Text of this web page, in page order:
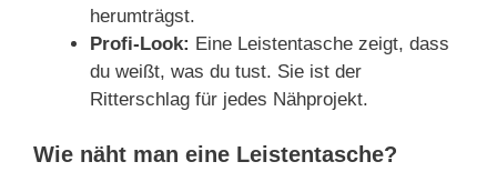
herumträgst.
Profi-Look: Eine Leistentasche zeigt, dass
du weißt, was du tust. Sie ist der
Ritterschlag für jedes Nähprojekt.
Wie näht man eine Leistentasche?